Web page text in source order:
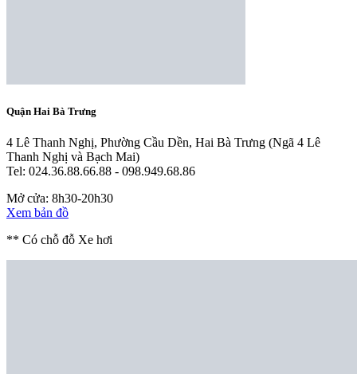
Quận Hai Bà Trưng
4 Lê Thanh Nghị, Phường Cầu Dền, Hai Bà Trưng (Ngã 4 Lê
Thanh Nghị và Bạch Mai)
Tel: 024.36.88.66.88 - 098.949.68.86
Mở cửa: 8h30-20h30
Xem bản đồ
** Có chỗ đỗ Xe hơi